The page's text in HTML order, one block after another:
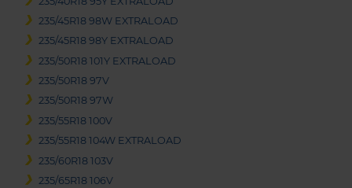
235/45R18 98W EXTRALOAD
235/45R18 98Y EXTRALOAD
235/50R18 101Y EXTRALOAD
235/50R18 97V
235/50R18 97W
235/55R18 100V
235/55R18 104W EXTRALOAD
235/60R18 103V
235/65R18 106V